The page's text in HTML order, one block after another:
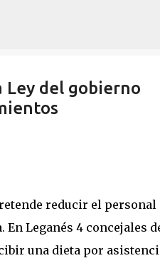
del gobierno
reducir el personal
Leganés 4 concejales
una dieta por